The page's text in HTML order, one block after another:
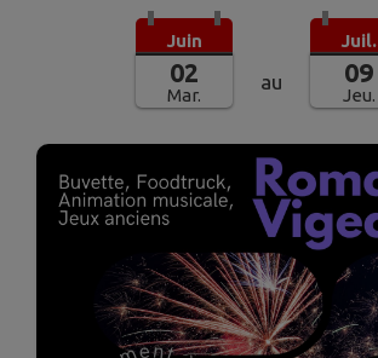
Juin
02
Mar.
au
Juil.
09
Jeu.